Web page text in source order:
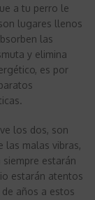
a tu perro le
lugares llenos
las
y elimina
es por
los dos, son
las malas vibras,
estarán
estarán atentos
años a estos